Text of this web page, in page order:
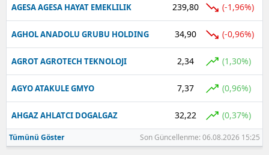
AGESA AGESA HAYAT EMEKLILIK 239,80 (-1,96%)
AGHOL ANADOLU GRUBU HOLDING 34,90 (-0,96%)
AGROT AGROTECH TEKNOLOJI 2,34 (1,30%)
AGYO ATAKULE GMYO 7,37 (0,96%)
AHGAZ AHLATCI DOGALGAZ 32,22 (0,37%)
Tümünü Göster Son Güncellenme: 06.08.2026 15:25